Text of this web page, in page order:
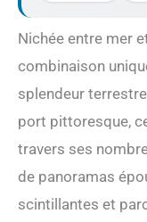
Nichée entre mer
combinaison
splendeur
port pittoresque,
travers ses
de panoramas
scintillantes et